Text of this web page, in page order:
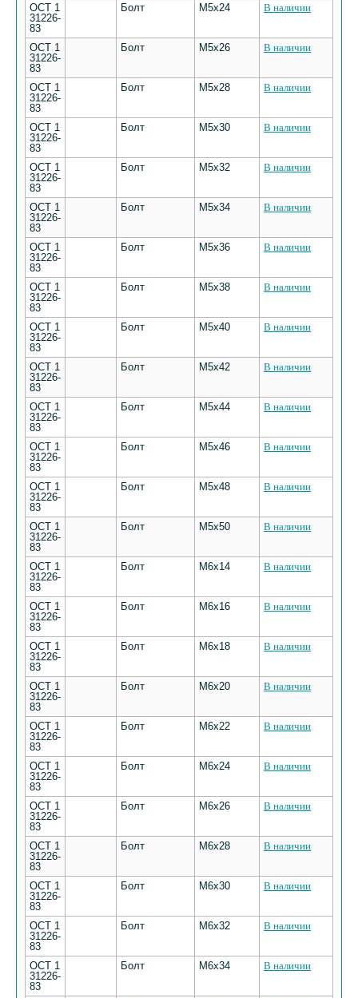
ОСТ 1
31226-
83
Болт M5х24 В наличии
ОСТ 1
31226-
83
Болт M5х26 В наличии
ОСТ 1
31226-
83
Болт M5х28 В наличии
ОСТ 1
31226-
83
Болт M5х30 В наличии
ОСТ 1
31226-
83
Болт M5х32 В наличии
ОСТ 1
31226-
83
Болт M5х34 В наличии
ОСТ 1
31226-
83
Болт M5х36 В наличии
ОСТ 1
31226-
83
Болт M5х38 В наличии
ОСТ 1
31226-
83
Болт M5х40 В наличии
ОСТ 1
31226-
83
Болт M5х42 В наличии
ОСТ 1
31226-
83
Болт M5х44 В наличии
ОСТ 1
31226-
83
Болт M5х46 В наличии
ОСТ 1
31226-
83
Болт M5х48 В наличии
ОСТ 1
31226-
83
Болт M5х50 В наличии
ОСТ 1
31226-
83
Болт M6х14 В наличии
ОСТ 1
31226-
83
Болт M6х16 В наличии
ОСТ 1
31226-
83
Болт M6х18 В наличии
ОСТ 1
31226-
83
Болт M6х20 В наличии
ОСТ 1
31226-
83
Болт M6х22 В наличии
ОСТ 1
31226-
83
Болт M6х24 В наличии
ОСТ 1
31226-
83
Болт M6х26 В наличии
ОСТ 1
31226-
83
Болт M6х28 В наличии
ОСТ 1
31226-
83
Болт M6х30 В наличии
ОСТ 1
31226-
83
Болт M6х32 В наличии
ОСТ 1
31226-
83
Болт M6х34 В наличии